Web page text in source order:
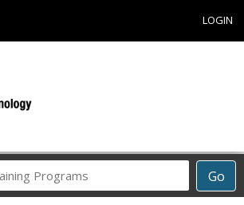
LOGIN
Go
Career